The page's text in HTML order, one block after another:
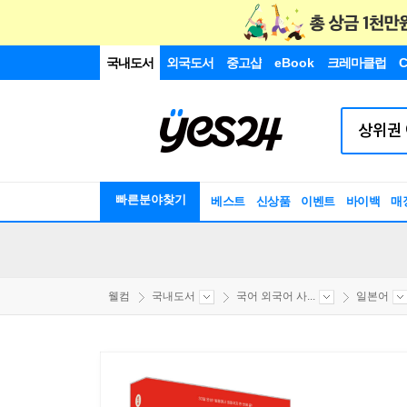
국내도서 외국도서 중고샵 eBook 크레마클럽
빠른분야찾기 베스트 신상품 이벤트 바이백 매
웰컴 국내도서 국어 외국어 사... 일본어